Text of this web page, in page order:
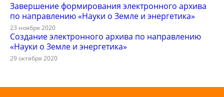
Завершение формирования электронного архива
по направлению «Науки о Земле и энергетика»
23 ноября 2020
Создание электронного архива по направлению
«Науки о Земле и энергетика»
29 октября 2020